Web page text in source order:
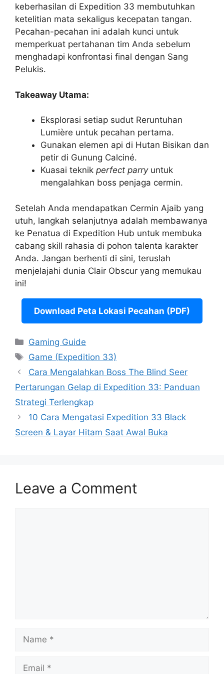
keberhasilan di Expedition 33 membutuhkan
ketelitian mata sekaligus kecepatan tangan.
Pecahan-pecahan ini adalah kunci untuk
memperkuat pertahanan tim Anda sebelum
menghadapi konfrontasi final dengan Sang
Pelukis.
Takeaway Utama:
Eksplorasi setiap sudut Reruntuhan
Lumière untuk pecahan pertama.
Gunakan elemen api di Hutan Bisikan dan
petir di Gunung Calciné.
Kuasai teknik perfect parryuntuk
mengalahkan boss penjaga cermin.
Setelah Anda mendapatkan Cermin Ajaib yang
utuh, langkah selanjutnya adalah membawanya
ke Penatua di Expedition Hub untuk membuka
cabang skill rahasia di pohon talenta karakter
Anda. Jangan berhenti di sini, teruslah
menjelajahi dunia Clair Obscur yang memukau
ini!
Download Peta Lokasi Pecahan (PDF)
Categories
Gaming Guide
Tags
Game (Expedition 33)
Cara Mengalahkan Boss The Blind Seer
Pertarungan Gelap di Expedition 33: Panduan
Strategi Terlengkap
10 Cara Mengatasi Expedition 33 Black
Screen & Layar Hitam Saat Awal Buka
Leave a Comment